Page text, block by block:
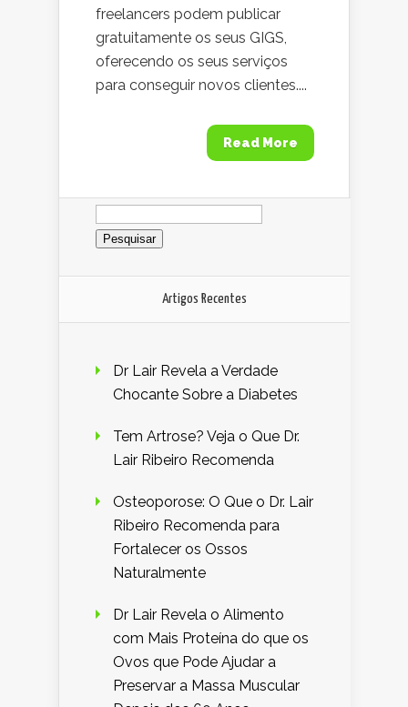
freelancers podem publicar
gratuitamente os seus GIGS,
oferecendo os seus serviços
para conseguir novos clientes....
Read More
Pesquisar
por:
Artigos Recentes
Dr Lair Revela a Verdade
Chocante Sobre a Diabetes
Tem Artrose? Veja o Que Dr.
Lair Ribeiro Recomenda
Osteoporose: O Que o Dr. Lair
Ribeiro Recomenda para
Fortalecer os Ossos
Naturalmente
Dr Lair Revela o Alimento
com Mais Proteína do que os
Ovos que Pode Ajudar a
Preservar a Massa Muscular